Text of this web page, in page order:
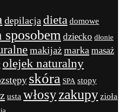
depilacja dieta domowe
dziecko dłonie
makijażmarka masaż
olejek naturalny
skóra SPA stopy
usta włosyzakupy zioła